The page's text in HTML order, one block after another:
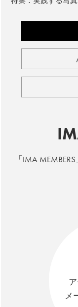
「IMA
メ